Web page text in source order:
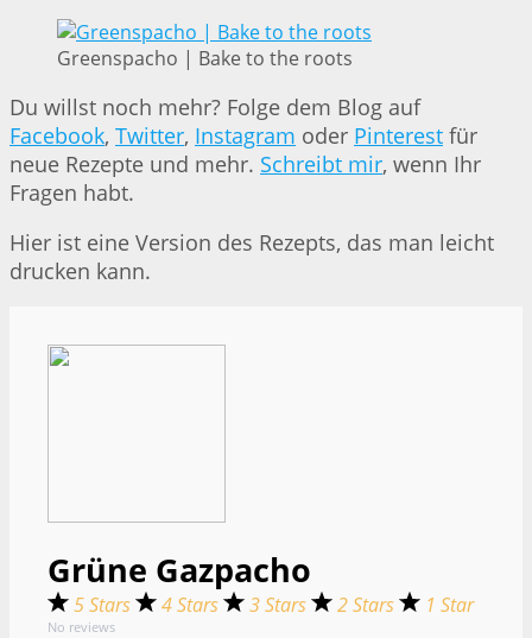
Greenspacho | Bake to the roots
Du willst noch mehr? Folge dem Blog auf
Facebook, Twitter, Instagram oder Pinterest für
neue Rezepte und mehr. Schreibt mir, wenn Ihr
Fragen habt.
Hier ist eine Version des Rezepts, das man leicht
drucken kann.
Grüne Gazpacho
5 Stars 4 Stars 3 Stars 2 Stars 1 Star
No reviews